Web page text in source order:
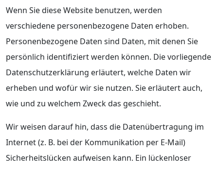
Wenn Sie diese Website benutzen, werden
verschiedene personenbezogene Daten erhoben.
Personenbezogene Daten sind Daten, mit denen Sie
persönlich identifiziert werden können. Die vorliegende
Datenschutzerklärung erläutert, welche Daten wir
erheben und wofür wir sie nutzen. Sie erläutert auch,
wie und zu welchem Zweck das geschieht.
Wir weisen darauf hin, dass die Datenübertragung im
Internet (z. B. bei der Kommunikation per E-Mail)
Sicherheitslücken aufweisen kann. Ein lückenloser